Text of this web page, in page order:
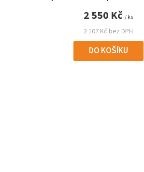
2 107 Kč bez DPH
2 550 Kč / ks
DO KOŠÍKU